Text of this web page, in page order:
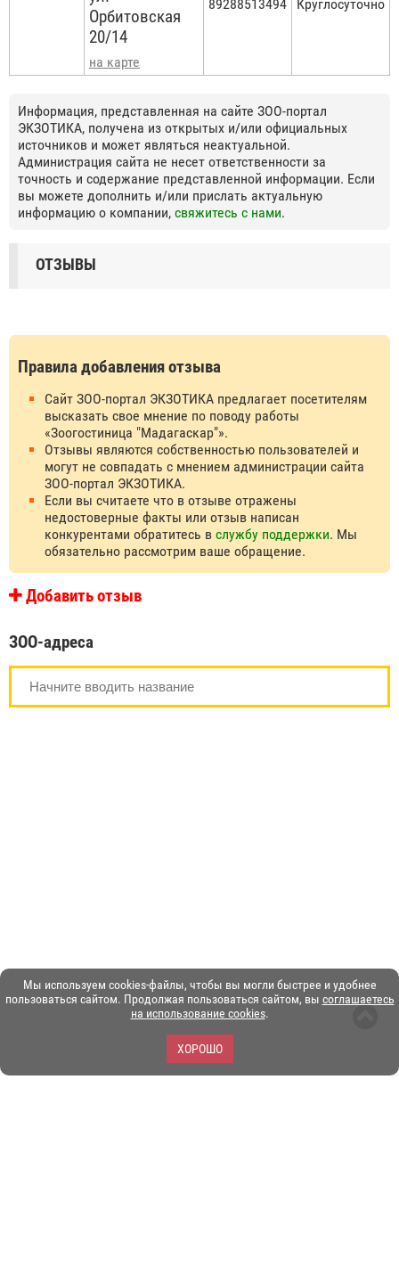
Мы используем cookies-файлы, чтобы вы могли быстрее и удобнее
пользоваться сайтом. Продолжая пользоваться сайтом, вы соглашаетесь
на использование cookies.
ХОРОШО
Орбитовская
20/14
на карте
89288513494 Круглосуточно
Информация, представленная на сайте ЗОО-портал
ЭКЗОТИКА, получена из открытых и/или официальных
источников и может являться неактуальной.
Администрация сайта не несет ответственности за
точность и содержание представленной информации. Если
вы можете дополнить и/или прислать актуальную
информацию о компании, свяжитесь с нами.
ОТЗЫВЫ
Правила добавления отзыва
Сайт ЗОО-портал ЭКЗОТИКА предлагает посетителям
высказать свое мнение по поводу работы
«Зоогостиница "Мадагаскар"».
Отзывы являются собственностью пользователей и
могут не совпадать с мнением администрации сайта
ЗОО-портал ЭКЗОТИКА.
Если вы считаете что в отзыве отражены
недостоверные факты или отзыв написан
конкурентами обратитесь в службу поддержки. Мы
обязательно рассмотрим ваше обращение.
Добавить отзыв
ЗОО-адреса